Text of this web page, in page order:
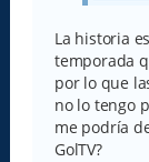
La historia
temporada
por lo que
no lo tengo
me podría
GolTV?